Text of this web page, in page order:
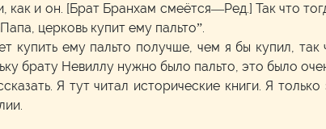
и он. [Брат Бранхам смеётся—Ред.] Так что
церковь купит ему пальто”.
купить ему пальто получше, чем я бы купил,
брату Невиллу нужно было пальто, это было
Я тут читал исторические книги. Я